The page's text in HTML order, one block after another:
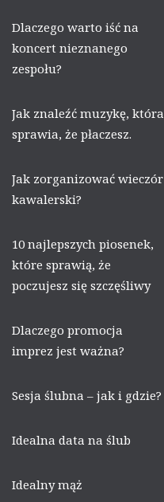
Dlaczego warto iść na
koncert nieznanego
zespołu?
Jak znaleźć muzykę, która
sprawia, że płaczesz.
Jak zorganizować wieczór
kawalerski?
10 najlepszych piosenek,
które sprawią, że
poczujesz się szczęśliwy
Dlaczego promocja
imprez jest ważna?
Sesja ślubna – jak i gdzie?
Idealna data na ślub
Idealny mąż